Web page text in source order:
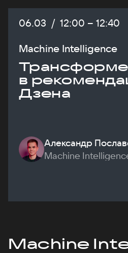
Дата:
06.03 / Начало:
12:00 – Конец:
12:40
Machine Intelligence
в
Дзена
Александр
Machine
Machine